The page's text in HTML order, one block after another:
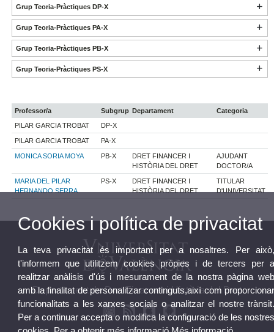
Grup Teoria-Pràctiques DP-X
Grup Teoria-Pràctiques PA-X
Grup Teoria-Pràctiques PB-X
Grup Teoria-Pràctiques PS-X
Professor/a Subgrup Departament
Categoria
PILAR GARCIA TROBAT
DP-X
PILAR GARCIA TROBAT PA-X
MONICA SORIA MOYA PB-X
DRET FINANCER I
HISTÒRIA DEL DRET
AJUDANT
DOCTOR/A
MARIA DEL PILAR
HERNANDO SERRA
PS-X
DRET FINANCER I
HISTÒRIA DEL DRET
TITULAR
D'UNIVERSITAT
Departament de Dret Financer i Història del Dret
Cookies i política de privacitat
La teva privacitat és important per a nosaltres. Per
t'informem que utilitzem cookies pròpies i de tercers per
realitzar anàlisis d'ús i mesurament de la nostra pàgina
amb la finalitat de personalitzar continguts,així com
funcionalitats a les xarxes socials o analitzar el nostre
Per a continuar accepta o modifica la configuració de les